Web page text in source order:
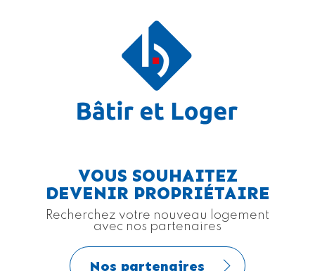
VOUS SOUHAITEZ
DEVENIR PROPRIÉTAIRE
Recherchez votre nouveau logement
avec nos partenaires
Nos partenaires